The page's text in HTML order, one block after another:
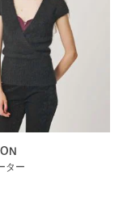
ター